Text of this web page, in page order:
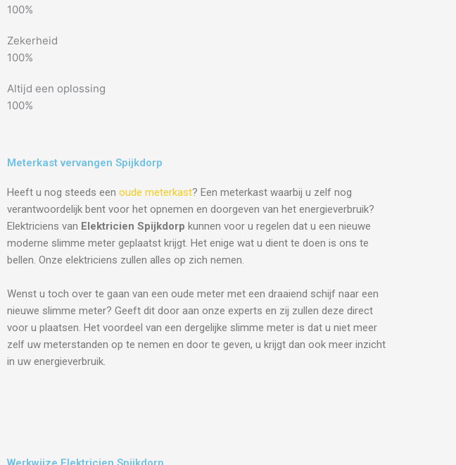
100%
Zekerheid
100%
Altijd een oplossing
100%
Meterkast vervangen Spijkdorp
Heeft u nog steeds een oude meterkast? Een meterkast waarbij u zelf nog
verantwoordelijk bent voor het opnemen en doorgeven van het energieverbruik?
Elektriciens van Elektricien Spijkdorp kunnen voor u regelen dat u een nieuwe
moderne slimme meter geplaatst krijgt. Het enige wat u dient te doen is ons te
bellen. Onze elektriciens zullen alles op zich nemen.
Wenst u toch over te gaan van een oude meter met een draaiend schijf naar een
nieuwe slimme meter? Geeft dit door aan onze experts en zij zullen deze direct
voor u plaatsen. Het voordeel van een dergelijke slimme meter is dat u niet meer
zelf uw meterstanden op te nemen en door te geven, u krijgt dan ook meer inzicht
in uw energieverbruik.